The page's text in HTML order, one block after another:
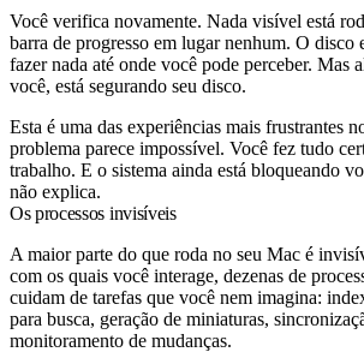
Você verifica novamente. Nada visível está
barra de progresso em lugar nenhum. O disco
fazer nada até onde você pode perceber. Mas
você, está segurando seu disco.
Esta é uma das experiências mais frustrantes
problema parece impossível. Você fez tudo
trabalho. E o sistema ainda está bloqueando
não explica.
Os processos invisíveis
A maior parte do que roda no seu Mac é
com os quais você interage, dezenas de
cuidam de tarefas que você nem imagina:
para busca, geração de miniaturas,
monitoramento de mudanças.